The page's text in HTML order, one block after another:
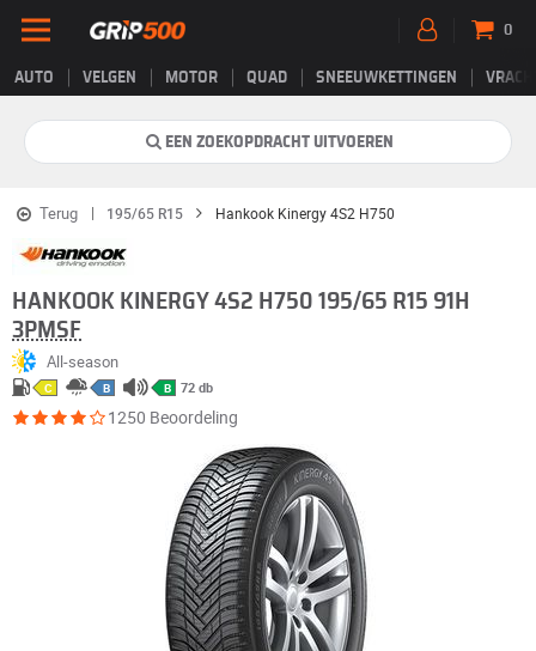
AUTO VELGEN MOTOR QUAD SNEEUWKETTINGEN
0
EEN ZOEKOPDRACHT UITVOEREN
Terug 195/65 R15 Hankook Kinergy 4S2 H750
HANKOOK KINERGY 4S2 H750 195/65 R15 91H
3PMSF
All-season
C B B 72 db
1250 Beoordeling